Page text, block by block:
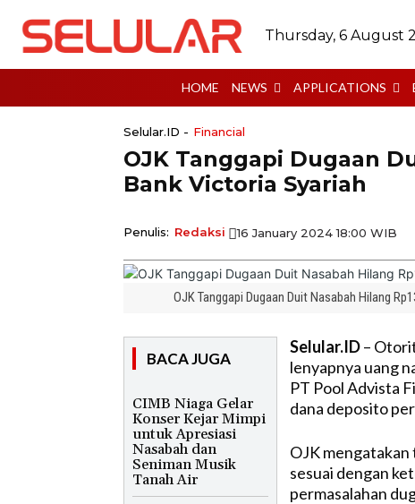
Thursday, 6 August
HOME NEWS APPLICATIONS
Selular.ID - Financial
OJK Tanggapi Dugaan
Bank Victoria Syariah
Penulis: Redaksi 16 January 2024 18:00 WIB
OJK Tanggapi Dugaan Duit Nasabah Hilang
BACA JUGA
CIMB Niaga Gelar
Konser Kejar Mimpi
untuk Apresiasi
Nasabah dan
Seniman Musik
Tanah Air
Selular.ID–
lenyapnya uang
PT Pool Advista
dana deposito
OJK
sesuai dengan
permasalahan